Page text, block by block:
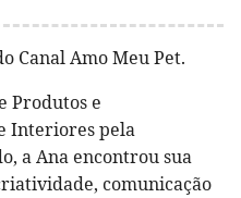
Canal Amo Meu Pet.
Produtos e
Interiores pela
a Ana encontrou sua
comunicação